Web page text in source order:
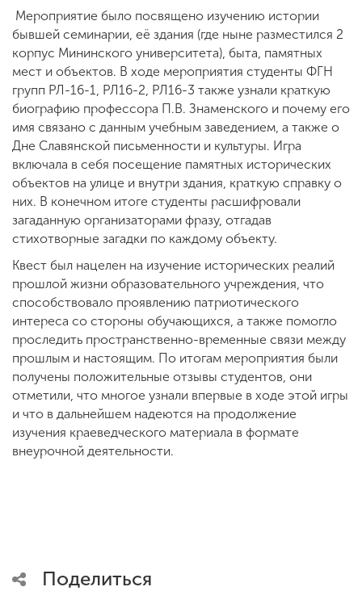
Мероприятие было посвящено изучению истории
бывшей семинарии, её здания (где ныне разместился 2
корпус Мининского университета), быта, памятных
мест и объектов. В ходе мероприятия студенты ФГН
групп РЛ-16-1, РЛ16-2, РЛ16-3 также узнали краткую
биографию профессора П.В. Знаменского и почему его
имя связано с данным учебным заведением, а также о
Дне Славянской письменности и культуры. Игра
включала в себя посещение памятных исторических
объектов на улице и внутри здания, краткую справку о
них. В конечном итоге студенты расшифровали
загаданную организаторами фразу, отгадав
стихотворные загадки по каждому объекту.
Квест был нацелен на изучение исторических реалий
прошлой жизни образовательного учреждения, что
способствовало проявлению патриотического
интереса со стороны обучающихся, а также помогло
проследить пространственно-временные связи между
прошлым и настоящим. По итогам мероприятия были
получены положительные отзывы студентов, они
отметили, что многое узнали впервые в ходе этой игры
и что в дальнейшем надеются на продолжение
изучения краеведческого материала в формате
внеурочной деятельности.
Поделиться